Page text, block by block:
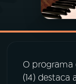
O programa
(14)